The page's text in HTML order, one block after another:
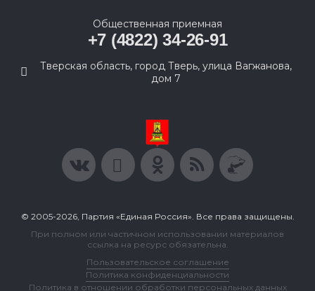
Общественная приемная
+7 (4822) 34-26-91
Тверская область, город Тверь, улица Вагжанова,
дом 7
© 2005-2026, Партия «Единая Россия». Все права защищены.
При полном или частичном использовании материалов
ссылка на ресурс обязательна.
Пользовательское соглашение
Политика конфиденциальности
Политика в отношении обработки персональных данных